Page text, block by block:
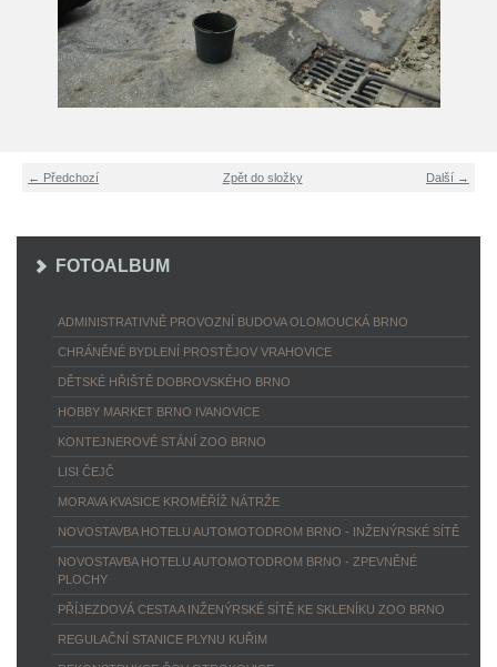
← Předchozí Další →
Zpět do složky
FOTOALBUM
ADMINISTRATIVNĚ PROVOZNÍ BUDOVA OLOMOUCKÁ BRNO
CHRÁNĚNÉ BYDLENÍ PROSTĚJOV VRAHOVICE
DĚTSKÉ HŘIŠTĚ DOBROVSKÉHO BRNO
HOBBY MARKET BRNO IVANOVICE
KONTEJNEROVÉ STÁNÍ ZOO BRNO
LISI ČEJČ
MORAVA KVASICE KROMĚŘÍŽ NÁTRŽE
NOVOSTAVBA HOTELU AUTOMOTODROM BRNO - INŽENÝRSKÉ SÍTĚ
NOVOSTAVBA HOTELU AUTOMOTODROM BRNO - ZPEVNĚNÉ
PLOCHY
PŘÍJEZDOVÁ CESTA A INŽENÝRSKÉ SÍTĚ KE SKLENÍKU ZOO BRNO
REGULAČNÍ STANICE PLYNU KUŘIM